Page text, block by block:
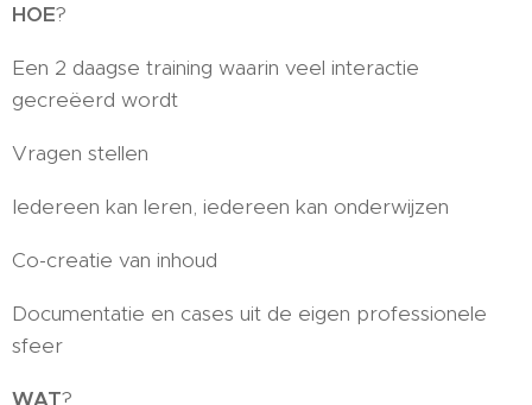
HOE?
Een 2 daagse training waarin veel interactie
gecreëerd wordt
Vragen stellen
Iedereen kan leren, iedereen kan onderwijzen
Co-creatie van inhoud
Documentatie en cases uit de eigen professionele
sfeer
WAT?